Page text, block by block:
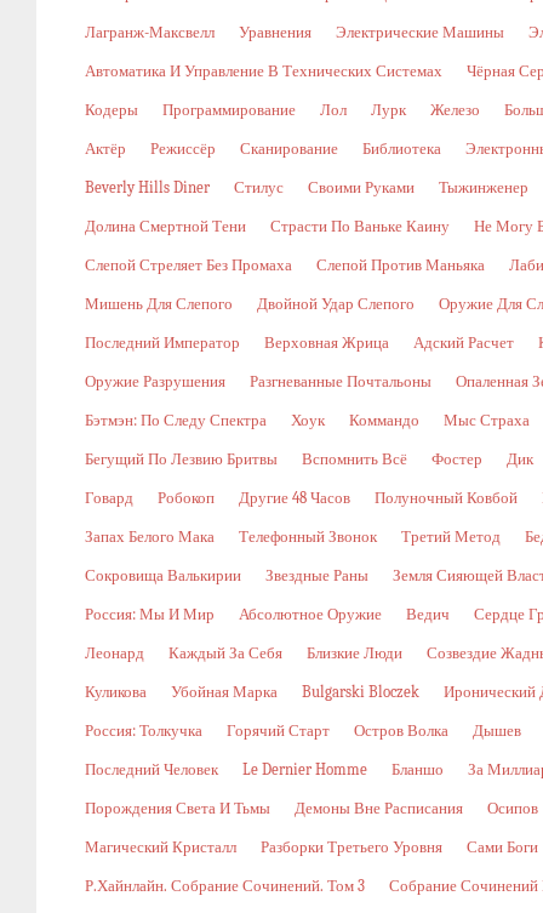
Лагранж-Максвелл Уравнения Электрические Машины
Автоматика И Управление В Технических Системах Чёрная
Кодеры Программирование Лол Лурк Железо
Актёр Режиссёр Сканирование Библиотека
Beverly Hills Diner Стилус Своими Руками Тыжинженер
Долина Смертной Тени Страсти По Ваньке Каину Не Могу
Слепой Стреляет Без Промаха Слепой Против Маньяка
Мишень Для Слепого Двойной Удар Слепого Оружие Для
Последний Император Верховная Жрица Адский Расчет
Оружие Разрушения Разгневанные Почтальоны Опаленная
Бэтмэн: По Следу Спектра Хоук Коммандо Мыс Страха
Бегущий По Лезвию Бритвы Вспомнить Всё Фостер Дик
Говард Робокоп Другие 48 Часов Полуночный Ковбой
Запах Белого Мака Телефонный Звонок Третий Метод
Сокровища Валькирии Звездные Раны Земля Сияющей
Россия: Мы И Мир Абсолютное Оружие Ведич Сердце
Леонард Каждый За Себя Близкие Люди Созвездие
Куликова Убойная Марка Bulgarski Bloczek Иронический
Россия: Толкучка Горячий Старт Остров Волка Дышев
Последний Человек Le Dernier Homme Бланшо За
Порождения Света И Тьмы Демоны Вне Расписания Осипов
Магический Кристалл Разборки Третьего Уровня Сами Боги
Р.Хайнлайн. Собрание Сочинений. Том 3 Собрание Сочинений